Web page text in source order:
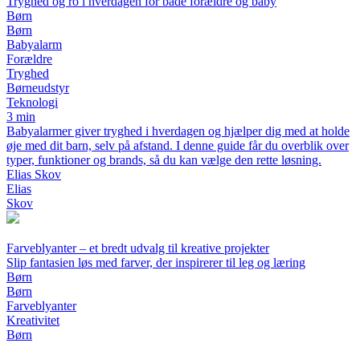
Børn
Børn
Babyalarm
Forældre
Tryghed
Børneudstyr
Teknologi
3 min
Babyalarmer giver tryghed i hverdagen og hjælper dig med at holde
øje med dit barn, selv på afstand. I denne guide får du overblik over
typer, funktioner og brands, så du kan vælge den rette løsning.
Elias Skov
Elias
Skov
Farveblyanter – et bredt udvalg til kreative projekter
Slip fantasien løs med farver, der inspirerer til leg og læring
Børn
Børn
Farveblyanter
Kreativitet
Børn